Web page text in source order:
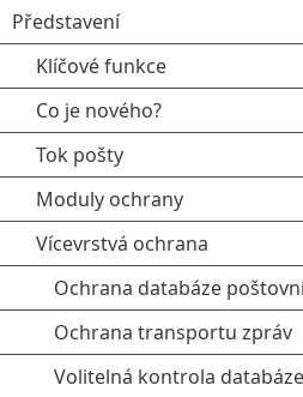
Představení
Klíčové funkce
Co je nového?
Tok pošty
Moduly ochrany
Vícevrstvá ochrana
Ochrana databáze
Ochrana transportu zpráv
Volitelná kontrola